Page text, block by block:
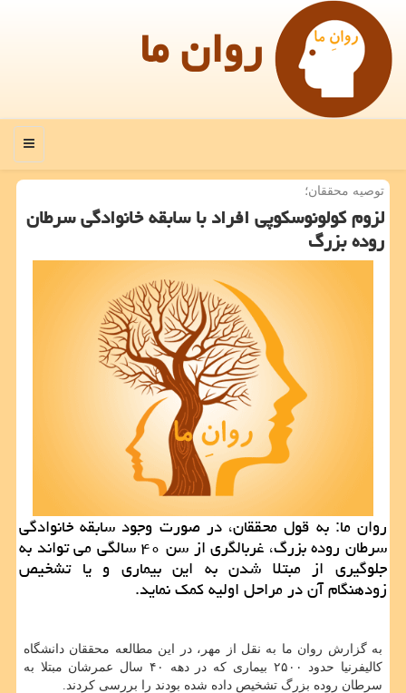
روان ما
منو
توصیه محققان؛
لزوم كولونوسكوپی افراد با سابقه خانوادگی سرطان
روده بزرگ
روان ما: به قول محققان، در صورت وجود سابقه خانوادگی
سرطان روده بزرگ، غربالگری از سن ۴۰ سالگی می تواند به
جلوگیری از مبتلا شدن به این بیماری و یا تشخیص
زودهنگام آن در مراحل اولیه كمك نماید.
به گزارش روان ما به نقل از مهر، در این مطالعه محققان دانشگاه
کالیفرنیا حدود ۲۵۰۰ بیماری که در دهه ۴۰ سال عمرشان مبتلا به
سرطان روده بزرگ تشخیص داده شده بودند را بررسی کردند.